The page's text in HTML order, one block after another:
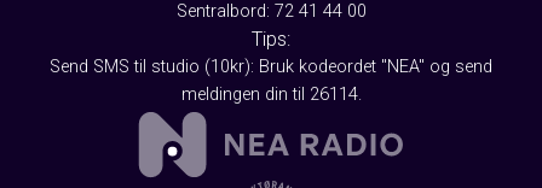
Sentralbord: 72 41 44 00
Tips:
Send SMS til studio (10kr): Bruk kodeordet "NEA" og send
meldingen din til 26114.